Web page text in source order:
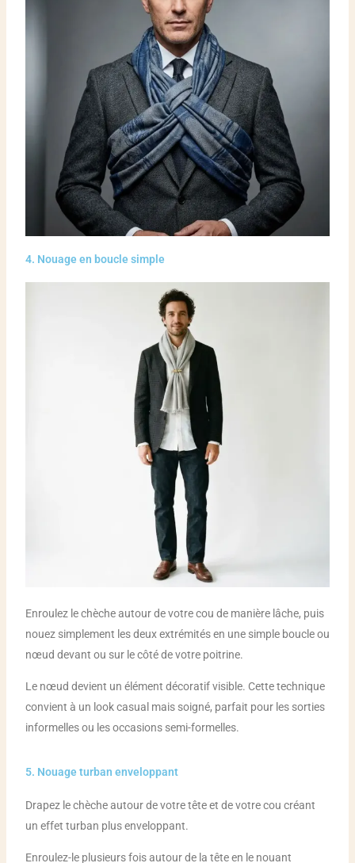
4. Nouage en boucle simple
Enroulez le chèche autour de votre cou de manière lâche, puis
nouez simplement les deux extrémités en une simple boucle ou
nœud devant ou sur le côté de votre poitrine.
Le nœud devient un élément décoratif visible. Cette technique
convient à un look casual mais soigné, parfait pour les sorties
informelles ou les occasions semi-formelles.
5. Nouage turban enveloppant
Drapez le chèche autour de votre tête et de votre cou créant
un effet turban plus enveloppant.
Enroulez-le plusieurs fois autour de la tête en le nouant